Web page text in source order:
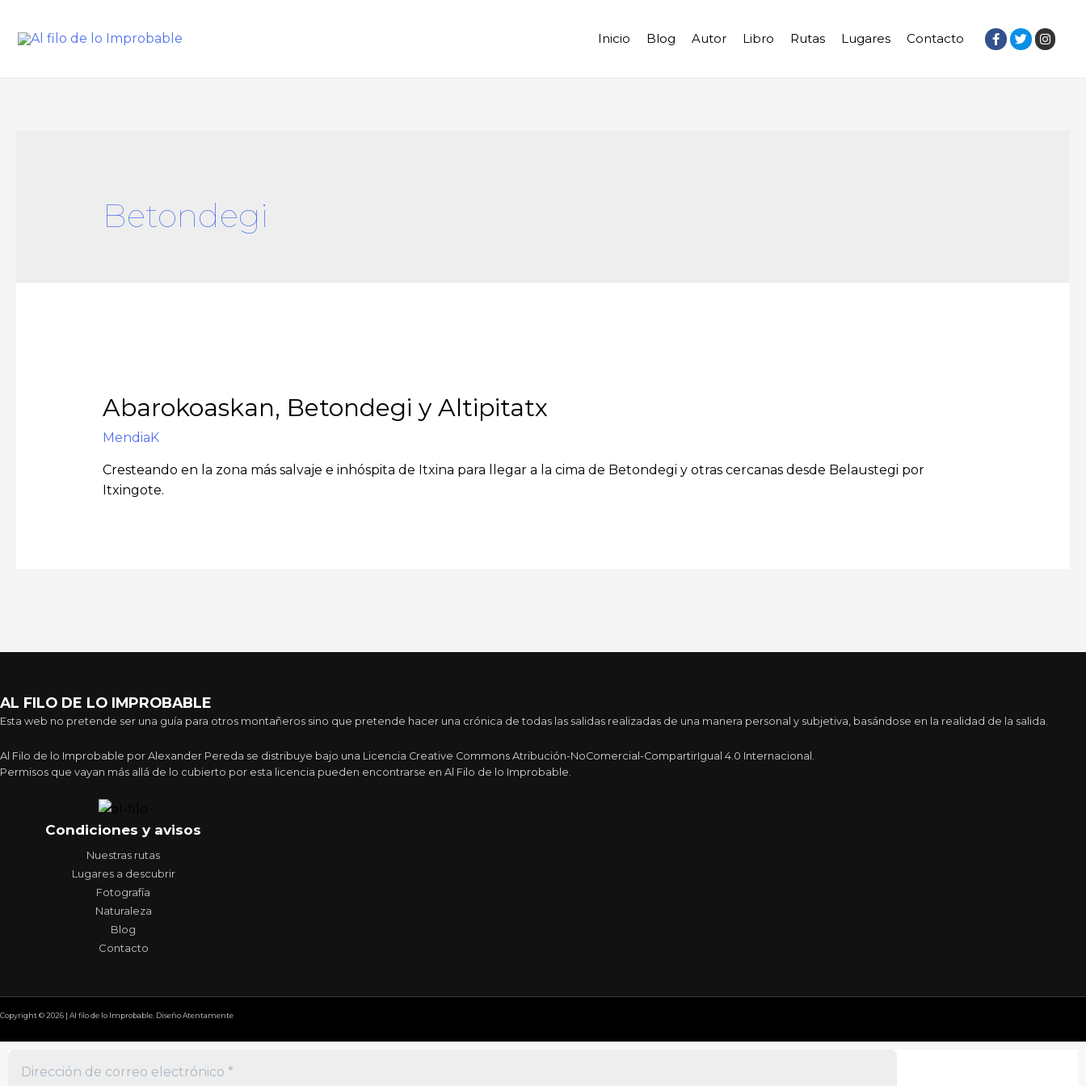
Inicio Blog Autor Libro Rutas Lugares Contacto
Betondegi
Abarokoaskan, Betondegi y Altipitatx
MendiaK
Cresteando en la zona más salvaje e inhóspita de Itxina para llegar a la cima de Betondegi y otras cercanas desde Belaustegi por
Itxingote.
AL FILO DE LO IMPROBABLE
Esta web no pretende ser una guía para otros montañeros sino que pretende hacer una crónica de todas las salidas realizadas de una manera personal y subjetiva, basándose en la realidad de la salida.
Al Filo de lo Improbable por Alexander Pereda se distribuye bajo una Licencia Creative Commons Atribución-NoComercial-CompartirIgual 4.0 Internacional.
Permisos que vayan más allá de lo cubierto por esta licencia pueden encontrarse en Al Filo de lo Improbable.
Condiciones y avisos
Nuestras rutas
Lugares a descubrir
Fotografía
Naturaleza
Blog
Contacto
Copyright © 2026 | Al filo de lo Improbable. Diseño Atentamente